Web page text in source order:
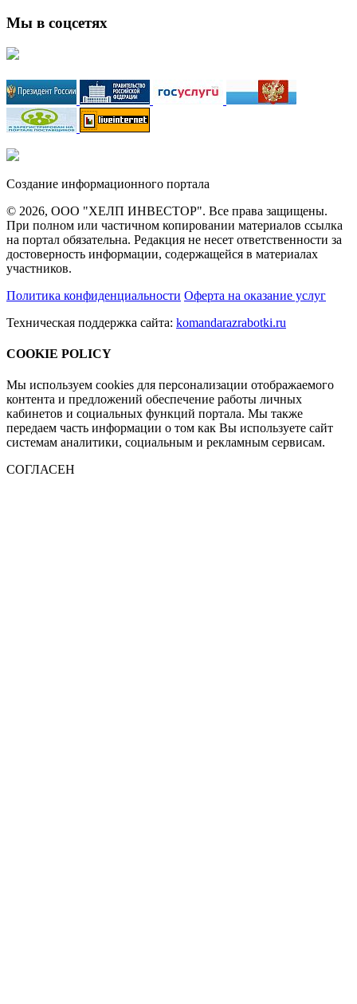
Мы в соцсетях
Создание информационного портала
© 2026, ООО "ХЕЛП ИНВЕСТОР". Все права защищены.
При полном или частичном копировании материалов ссылка
на портал обязательна. Редакция не несет ответственности за
достоверность информации, содержащейся в материалах
участников.
Политика конфиденциальности Оферта на оказание услуг
Техническая поддержка сайта: komandarazrabotki.ru
COOKIE POLICY
Мы используем cookies для персонализации отображаемого
контента и предложений обеспечение работы личных
кабинетов и социальных функций портала. Мы также
передаем часть информации о том как Вы используете сайт
системам аналитики, социальным и рекламным сервисам.
СОГЛАСЕН